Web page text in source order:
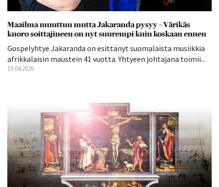
Maailma muuttuu mutta Jakaranda pysyy – Värikäs
kuoro soittajineen on nyt suurempi kuin koskaan ennen
Gospelyhtye Jakaranda on esittänyt suomalaista musiikkia
afrikkalaisin maustein 41 vuotta. Yhtyeen johtajana toimii...
15.04.2026